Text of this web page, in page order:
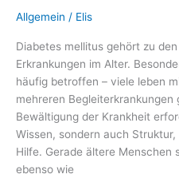
Allgemein / Elis
Diabetes mellitus gehört zu
Erkrankungen im Alter.
häufig betroffen – viele leben
mehreren Begleiterkrankungen
Bewältigung der Krankheit
Wissen, sondern auch
Hilfe. Gerade ältere Menschen
ebenso wie